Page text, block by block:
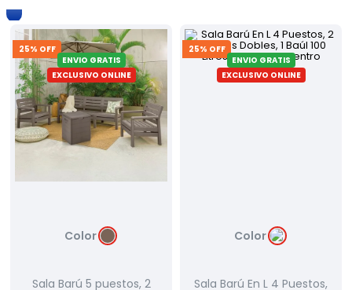
25% OFF
ENVIO GRATIS
EXCLUSIVO ONLINE
Color
Sala Barú 5 puestos, 2
25% OFF
ENVIO GRATIS
EXCLUSIVO ONLINE
Color
Sala Barú En L 4 Puestos,